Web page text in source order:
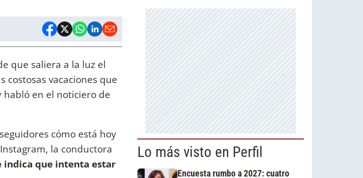
que saliera a la luz el
costosas vacaciones que
habló en el noticiero de
cómo está hoy
la conductora
indica que intenta estar
Lo más visto en Perfil
Encuesta rumbo a 2027: cuatro